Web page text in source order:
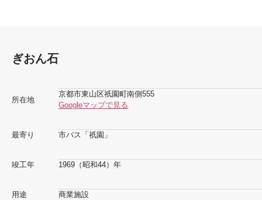
ぎおん石
所在地
京都市東山区祇園町南側555
Googleマップで見る
最寄り 市バス「祇園」
竣工年 1969（昭和44）年
用途 商業施設